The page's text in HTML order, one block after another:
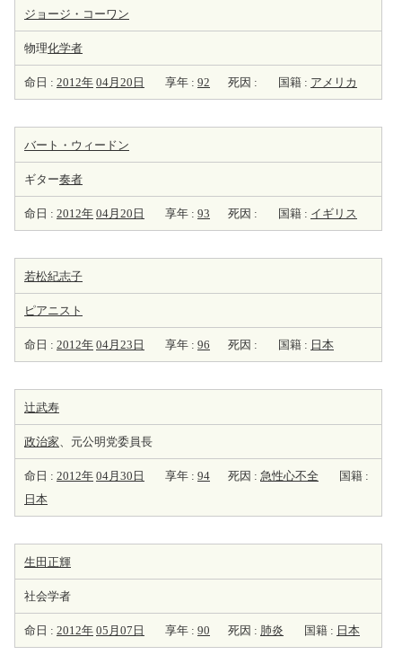
ジョージ・コーワン
物理化学者
命日 : 2012年 04月20日 享年 : 92 死因 : 国籍 : アメリカ
バート・ウィードン
ギター奏者
命日 : 2012年 04月20日 享年 : 93 死因 : 国籍 : イギリス
若松紀志子
ピアニスト
命日 : 2012年 04月23日 享年 : 96 死因 : 国籍 : 日本
辻武寿
政治家、元公明党委員長
命日 : 2012年 04月30日 享年 : 94 死因 : 急性心不全
国籍 :
日本
生田正輝
社会学者
命日 : 2012年 05月07日 享年 : 90 死因 : 肺炎 国籍 : 日本